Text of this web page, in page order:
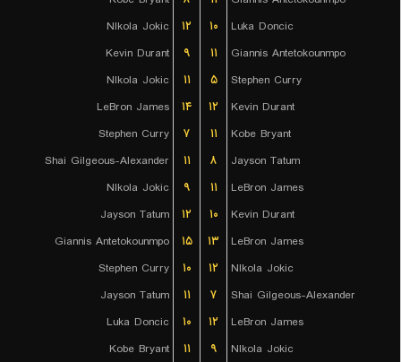
NIkola Jokic
۱۲ ۱۰
Luka Doncic
Kevin Durant
۹ ۱۱
Giannis Antetokounmpo
NIkola Jokic
۱۱ ۵
Stephen Curry
LeBron James
۱۴ ۱۲
Kevin Durant
Stephen Curry
۷ ۱۱
Kobe Bryant
Shai Gilgeous-Alexander
۱۱ ۸
Jayson Tatum
NIkola Jokic
۹ ۱۱
LeBron James
Jayson Tatum
۱۲ ۱۰
Kevin Durant
Giannis Antetokounmpo
۱۵ ۱۳
LeBron James
Stephen Curry
۱۰ ۱۲
NIkola Jokic
Jayson Tatum
۱۱ ۷
Shai Gilgeous-Alexander
Luka Doncic
۱۰ ۱۲
LeBron James
Kobe Bryant
۱۱ ۹
NIkola Jokic